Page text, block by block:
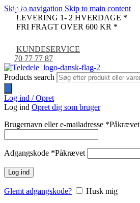
Skip to navigation Skip to main content
LEVERING 1- 2 HVERDAGE *
FRI FRAGT OVER 600 KR *
KUNDESERVICE
70 77 77 87
Products search
Log ind / Opret
Log ind Opret dig som bruger
Brugernavn eller e-mailadresse *Påkrævet
Adgangskode *Påkrævet
Log ind
Glemt adgangskode?
Husk mig
-18%
-46%
-10%
-30%
UDSOLGT
-30%
-13%